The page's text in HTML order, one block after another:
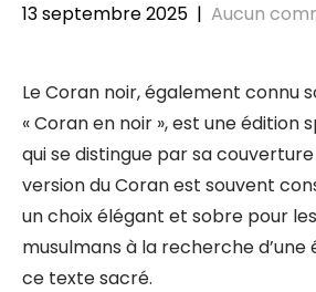
13 septembre 2025 | Aucun
Le Coran noir, également connu
« Coran en noir », est une édition
qui se distingue par sa
version du Coran est souvent
un choix élégant et sobre pour
musulmans à la recherche
ce texte sacré.